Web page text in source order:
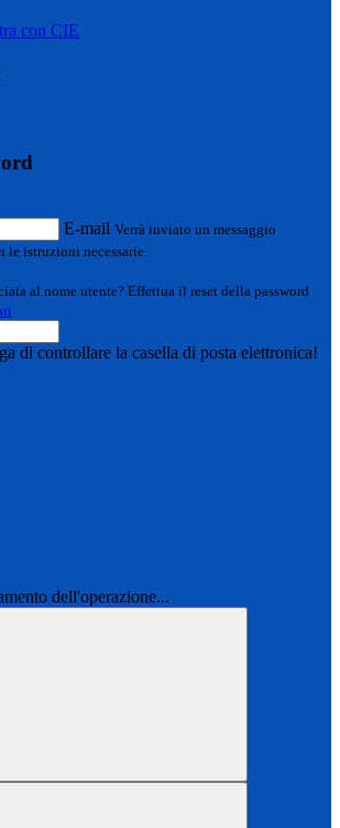
con CIE
E-mail Verrà inviato un messaggio
istruzioni necessarie.
al nome utente? Effettua il reset della password
di controllare la casella di posta elettronica!
dell'operazione...